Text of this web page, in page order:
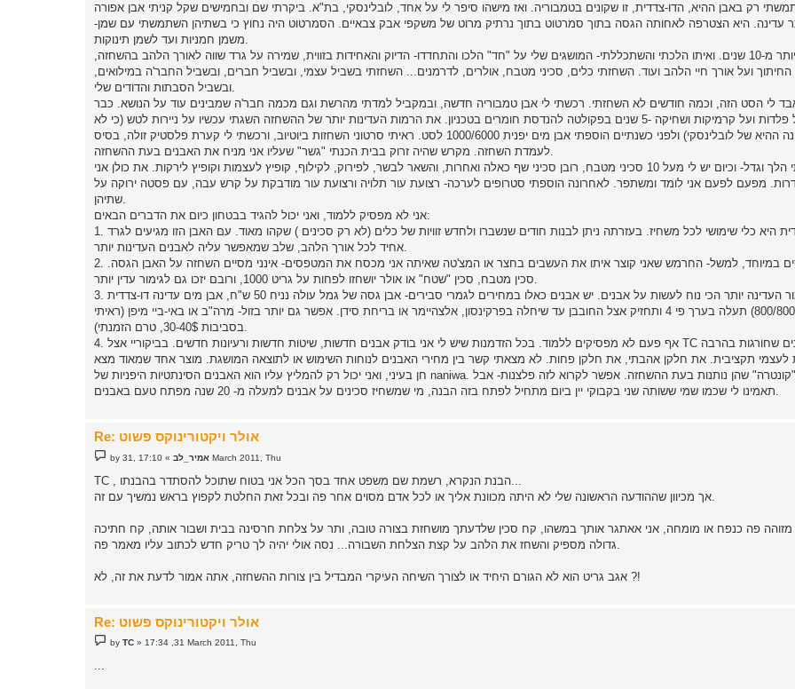
רק באבן ההיא, הדו-צדדית, זו שקונים בטמבוריה. ואז מישהו סיפר לי על אחד, לובלינסקי, בת"א. ביקרתי שם ובחמישים שקל קניתי אבן אפורה
עדינה. היא הצטרפה לאחותה הגסה בתוך סמרטוט בתוך נרתיק מרוט של משקפי אבק צבאיים. הסמרטוט היה נחוץ כי בשתיהן השתמשתי עם שמן-
משמן חמניות ועד לשמן תינוקות.
הצמד הזה שימש אותי יותר מ-10 שנים. ואיתו הלכתי והשתכללתי- המושגים שלי על "חד" הלכו והתחדדו- הדיוק והאחידות בזווית, שמירה על גרד שווה לאורך הלהב בהשחזה,
החיתוך ועל אורך חיי הלהב ועוד. השחזתי כלים, סכיני מטבח, אולרים, לדרמנים... השחזתי בשביל עצמי, ובשביל חברים, ובשביל החבר'ה במילואים,
ובשביל הסבתות והדודים שלי.
לי הסט הזה, וכמה חודשים לא השחזתי. רכשתי לי אבן טמבוריה חדשה, ובמקביל למדתי מהרשת וגם מכמה חבר'ה שמבינים עוד על הנושא. כבר
ידעתי הרבה יותר על פלדות ועל קרמיקות ושחיקה -5 שנים בפקולטה להנדסת חומרים בטכניון. את הרמות העדינות יותר של ההשחזה השגתי עכשיו על ניירות לטש (כי לא
מצאתי את האבן העדינה ההיא של לובלינסקי) ולפני כשנתיים הוספתי אבן מים יפנית 1000/6000 לסט. ראיתי סרטוני השחזות ביוטיוב, ורכשתי לי קערת פלסטיק זולה, בסיס
לעמדת השחזה. מקרש שהיה זרוק בבית הכנתי "גשר" שעליו אני מניח את האבנים בעת ההשחזה.
גם מצאי הסכינים בביתי הלך וגדל- וכיום יש לי מעל 10 סכיני מטבח, רובן סכיני שף כאלה ואחרות, והשאר לבשר, לפירוק, לקילוף, קופיץ לעצמות וקופיץ לירקות. את כולן אני
מפעם לפעם אני לומד ומשתפר. לאחרונה הוספתי סטרופים לערכה- רצועת עור תלויה ורצועת עור מודבקת על קרש עבה, עם פסטה ירוקה על
שתיהן.
אני לא מפסיק ללמוד, ואני יכול להגיד בבטחון כיום את הדברים הבאים:
1. האבן הגסה הדו-צדדית היא כלי שימושי לכל משחיז. בעזרתה ניתן לבנות חודים שנשברו ולחדש זוויות של כלים (לא רק סכינים ) שקהו מאוד. עם האבן הזו מגיעים לגרד
אחיד לכל אורך הלהב, שלב שמאפשר עליה לאבנים העדינות יותר.
2. למעט לשימושים גסים במיוחד, למשל- החרמש שאני קוצר איתו את העשבים בחצר או המצ'טה שאיתה אני מכסח את המטפסים- אינני מסיים השחזה על האבן הגסה.
סכין מטבח, סכין "שטח" או אולר יושחזו לפחות על גריט 1000, ורובם יזכו גם לגימור עדין יותר.
3. את עבודת הגימור העדינה יותר הכי נוח לעשות על אבנים. יש אבנים כאלו במחירים לגמרי סבירים- אבן גסה של גמל עולה נניח 50 ש"ח, אבן מים עדינה דו-צדדית
(1000/6000 או 800/8000) תעלה בערך פי 4 ותחזיק אצל החובבן עד שיחלה בפרקינסון, אלצהיימר או בריחת סידן. אפשר גם יותר בזול- מרה"ב או באי-ביי מיפן (ראיתי
בסביבות 30-40$, טרם הזמנתי).
4. אף פעם לא מפסיקים ללמוד. בכל הזדמנות שיש לי אני בודק אבנים חדשות, שיטות חדשות ורעיונות חדשים. בביקוריי אצל TC יצא לי להשחיז על אבנים שחורגות בהרבה
לעצמי תקציבית. את חלקן אהבתי, את חלקן פחות. לא מצאתי קשר בין מחירי האבנים לנוחות השימוש או לתוצאה המושגת. מוצר אחד שמאוד מצא
חן בעיני, ואני יכול רק להמליץ עליו הוא האבנים הסינתטיות היפניות של naniwa. יש להן רכות ומין "קונטרה" שהן נותנות בעת ההשחזה. אפשר לקרוא לזה פלצנות- אבל
תאמינו לי שכמו שמי ששותה שני בקבוקי יין ביום מתחיל לפתח בזה הבנה, מי שמשחיז סכינים על אבנים למעלה מ- 20 שנה מפתח טעם באבנים.
Re: אולר ויקטורינוקס פשוט
P
o
s
t
by אמיר_לב» 17:10 ,31 March 2011, Thu
מזוהה פה כנפח או מומחה, אני אאתגר אותך במשהו, קח סכין שלדעתך מושחזת בצורה טובה, ותר על צלחת חרסינה בבית ושבור אותה, קח חתיכה
אגב גריט הוא לא הגורם היחיד או לצורך השיחה העיקרי המבדיל בין צורות ההשחזה, אתה אמור לדעת את זה, לא ?!
Re: אולר ויקטורינוקס פשוט
P
o
byTC » 17:34 ,31 March 2011, Thu
...